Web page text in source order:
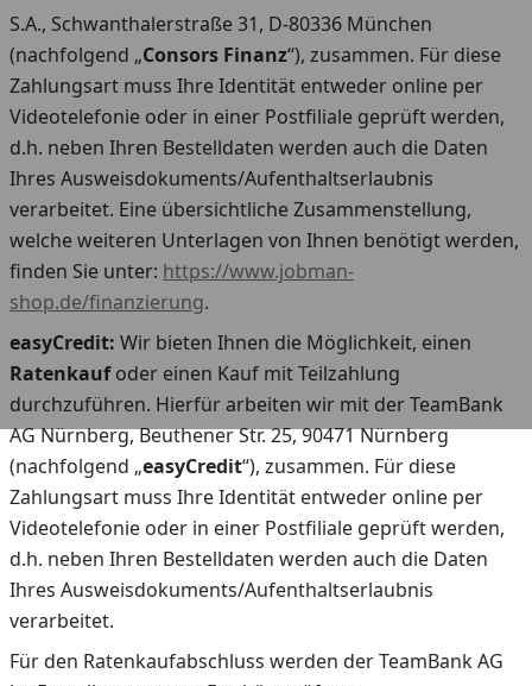
S.A., Schwanthalerstraße 31, D-80336 München
(nachfolgend „Consors Finanz“), zusammen. Für diese
Zahlungsart muss Ihre Identität entweder online per
Videotelefonie oder in einer Postfiliale geprüft werden,
d.h. neben Ihren Bestelldaten werden auch die Daten
Ihres Ausweisdokuments/Aufenthaltserlaubnis
verarbeitet. Eine übersichtliche Zusammenstellung,
welche weiteren Unterlagen von Ihnen benötigt werden,
finden Sie unter: https://www.jobman-
shop.de/finanzierung.
easyCredit: Wir bieten Ihnen die Möglichkeit, einen
Ratenkaufoder einen Kauf mit Teilzahlung
durchzuführen. Hierfür arbeiten wir mit der TeamBank
AG Nürnberg, Beuthener Str. 25, 90471 Nürnberg
(nachfolgend „easyCredit“), zusammen. Für diese
Zahlungsart muss Ihre Identität entweder online per
Videotelefonie oder in einer Postfiliale geprüft werden,
d.h. neben Ihren Bestelldaten werden auch die Daten
Ihres Ausweisdokuments/Aufenthaltserlaubnis
verarbeitet.
Für den Ratenkaufabschluss werden der TeamBank AG